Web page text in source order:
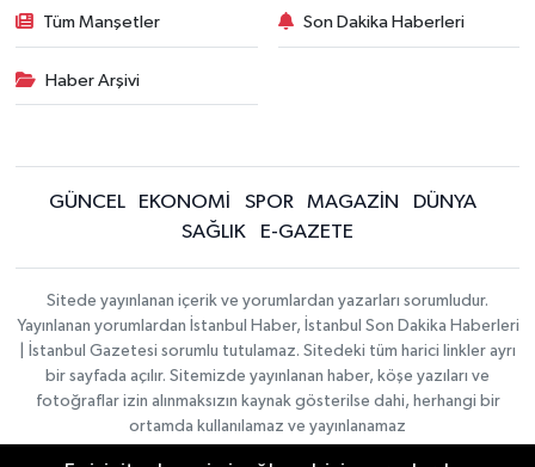
Tüm Manşetler Son Dakika Haberleri
Haber Arşivi
GÜNCEL EKONOMİ SPOR MAGAZİN
DÜNYA
SAĞLIK
E-GAZETE
Sitede yayınlanan içerik ve yorumlardan yazarları sorumludur.
Yayınlanan yorumlardan İstanbul Haber, İstanbul Son Dakika Haberleri
| İstanbul Gazetesi sorumlu tutulamaz. Sitedeki tüm harici linkler ayrı
bir sayfada açılır. Sitemizde yayınlanan haber, köşe yazıları ve
fotoğraflar izin alınmaksızın kaynak gösterilse dahi, herhangi bir
ortamda kullanılamaz ve yayınlanamaz